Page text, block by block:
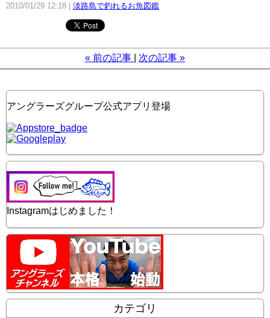
2010/01/29 12:18 淡路島で釣れるお魚図鑑
« 前の記事 次の記事 »
アングラーズグループ公式アプリ登場
Instagramはじめました！
カテゴリ